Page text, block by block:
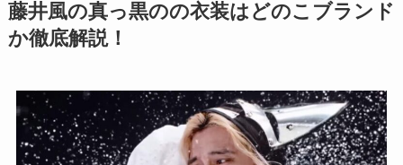
藤井風の真っ黒のの衣装はどのこブランド
か徹底解説！